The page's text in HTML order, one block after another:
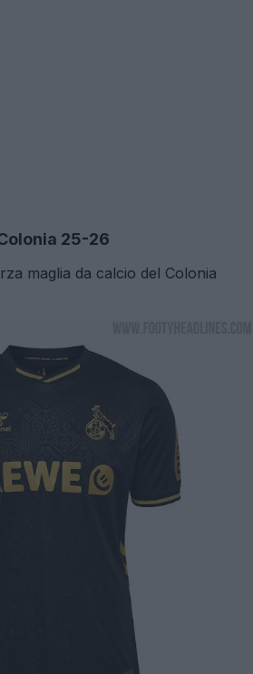
25-26
maglia da calcio del Colonia